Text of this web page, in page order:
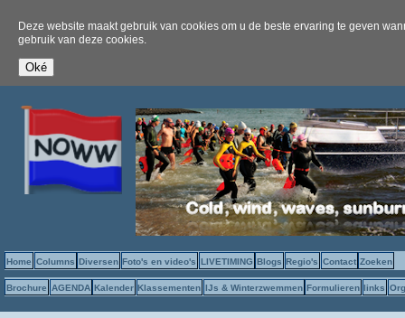
Deze website maakt gebruik van cookies om u de beste ervaring te geven
gebruik van deze cookies.
Home Columns Diversen Foto's en video's LIVETIMING Blogs Regio's Contact Zoeken
Brochure AGENDA Kalender Klassementen IJs & Winterzwemmen Formulieren links